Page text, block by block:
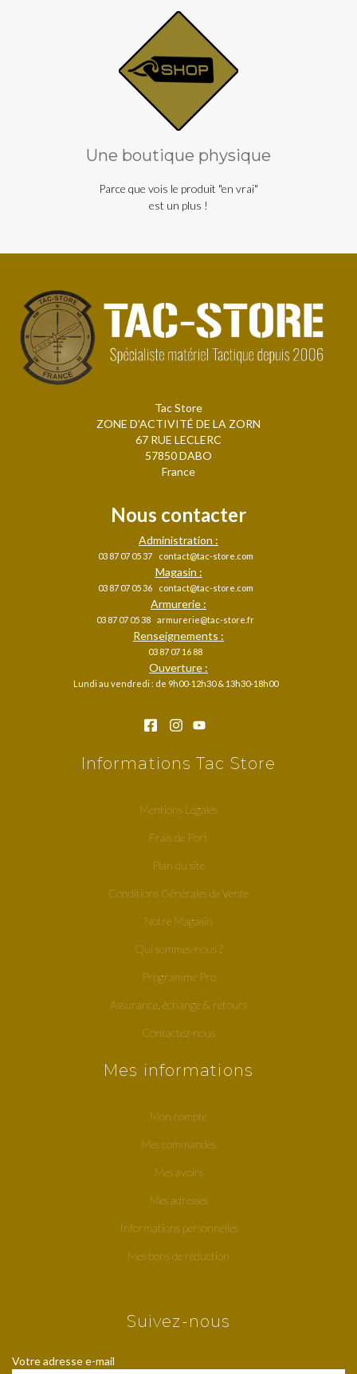
Une boutique physique
Parce que vois le produit "en vrai"
est un plus !
Tac Store
ZONE D'ACTIVITÉ DE LA ZORN
67 RUE LECLERC
57850 DABO
France
Nous contacter
Administration :
03 87 07 05 37 contact@tac-store.com
Magasin :
03 87 07 05 36 contact@tac-store.com
Armurerie :
03 87 07 05 38 armurerie@tac-store.fr
Renseignements :
03 87 07 16 88
Ouverture :
Lundi au vendredi : de 9h00-12h30 & 13h30-18h00
Informations Tac Store
Mentions Légales
Frais de Port
Plan du site
Conditions Générales de Vente
Notre Magasin
Qui sommes-nous ?
Programme Pro
Assurance, échange & retours
Contactez-nous
Mes informations
Mon compte
Mes commandes
Mes avoirs
Mes adresses
Informations personnelles
Mes bons de réduction
Suivez-nous
Votre adresse e-mail